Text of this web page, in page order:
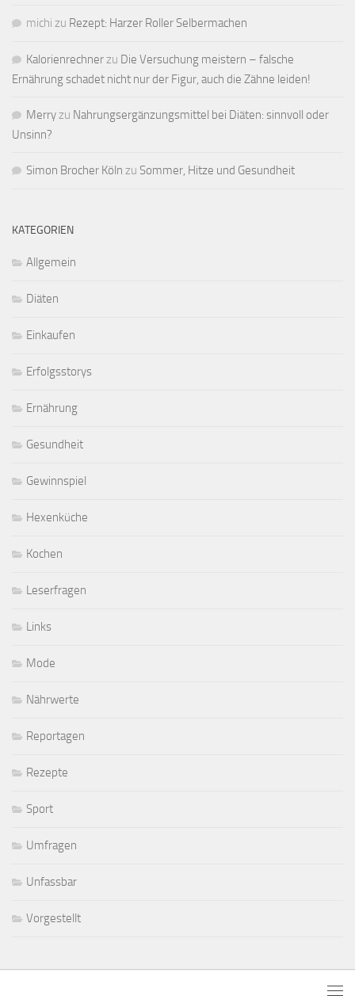
michi zu Rezept: Harzer Roller Selbermachen
Kalorienrechnerzu Die Versuchung meistern – falsche
Ernährung schadet nicht nur der Figur, auch die Zähne leiden!
Merryzu Nahrungsergänzungsmittel bei Diäten: sinnvoll oder
Unsinn?
Simon Brocher Köln zu Sommer, Hitze und Gesundheit
KATEGORIEN
Allgemein
Diäten
Einkaufen
Erfolgsstorys
Ernährung
Gesundheit
Gewinnspiel
Hexenküche
Kochen
Leserfragen
Links
Mode
Nährwerte
Reportagen
Rezepte
Sport
Umfragen
Unfassbar
Vorgestellt